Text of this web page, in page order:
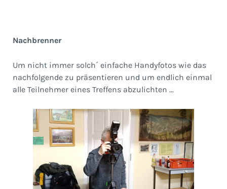
Nachbrenner
Um nicht immer solch´ einfache Handyfotos wie das
nachfolgende zu präsentieren und um endlich einmal
alle Teilnehmer eines Treffens abzulichten …